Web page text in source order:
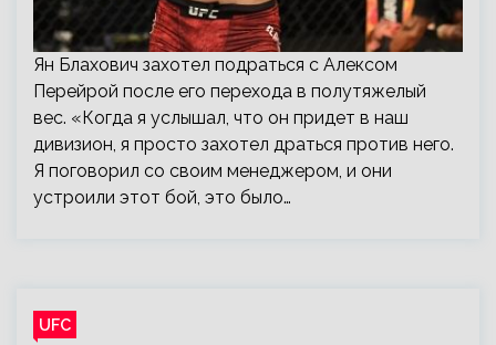
Ян Блахович захотел подраться с Алексом
Перейрой после его перехода в полутяжелый
вес. «Когда я услышал, что он придет в наш
дивизион, я просто захотел драться против него.
Я поговорил со своим менеджером, и они
устроили этот бой, это было…
UFC